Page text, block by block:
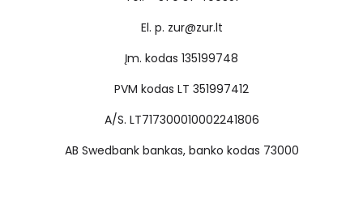
El. p. zur@zur.lt
Įm. kodas 135199748
PVM kodas LT 351997412
A/S. LT717300010002241806
AB Swedbank bankas, banko kodas 73000